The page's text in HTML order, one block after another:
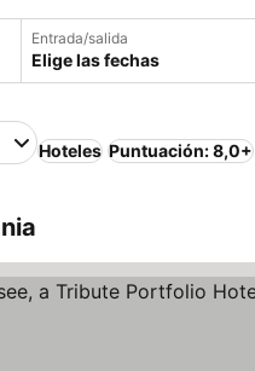
Entrada/salida
Elige las fechas
Hoteles Puntuación: 8,0+